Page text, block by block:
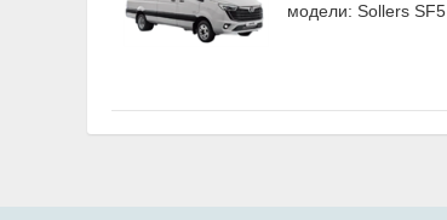
Exist E24533LCG
модели: Sollers SF5